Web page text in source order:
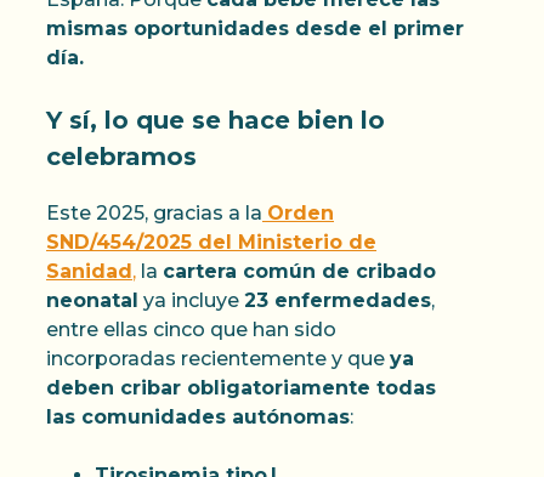
mismas oportunidades desde el primer
día.
Y sí, lo que se hace bien lo
celebramos
Este 2025, gracias a la Orden
SND/454/2025 del Ministerio de
Sanidad, la cartera común de cribado
neonatal ya incluye 23 enfermedades,
entre ellas cinco que han sido
incorporadas recientemente y que ya
deben cribar obligatoriamente todas
las comunidades autónomas: